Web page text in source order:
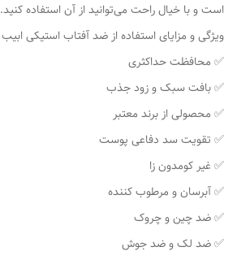
است و با خیال راحت می‌توانید از آن استفاده کنید.
ویژگی و مزایای استفاده از ضد آفتاب استیکی ابیب
✅ محافظت حداکثری
✅ بافت سبک و زود جذب
✅ محصولی از برند معتبر
✅ تقویت سد دفاعی پوست
✅ غیر کومدون زا
✅ آبرسان و مرطوب کننده
✅ ضد چین و چروک
✅ ضد لک و ضد جوش